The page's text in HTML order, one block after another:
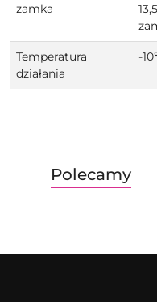
zamka
Temperatura
działania
-
Pomiń karuzelę
Produkty
o
Polecamy